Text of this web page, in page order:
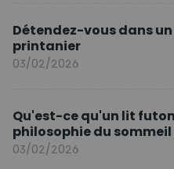
Détendez-vous dans
printanier
03/02/2026
Qu'est-ce qu'un lit futon
philosophie du
03/02/2026